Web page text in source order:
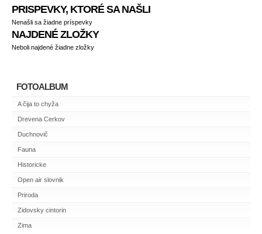
PRISPEVKY, KTORÉ SA NAŠLI
Nenašli sa žiadne príspevky
NAJDENÉ ZLOŽKY
Neboli najdené žiadne zložky
FOTOALBUM
A čija to chyža
Drevena Cerkov
Duchnovič
Fauna
Historicke
Open air slovnik
Priroda
Zidovsky cintorin
Zima